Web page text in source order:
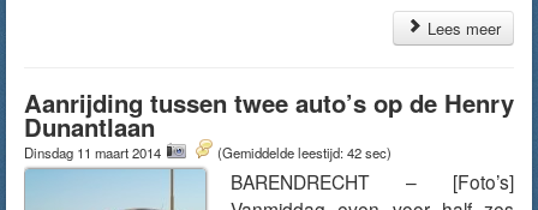
Lees meer
Aanrijding tussen twee auto’s op de Henry
Dunantlaan
Dinsdag 11 maart 2014 (Gemiddelde leestijd: 42 sec)
BARENDRECHT – [Foto’s]